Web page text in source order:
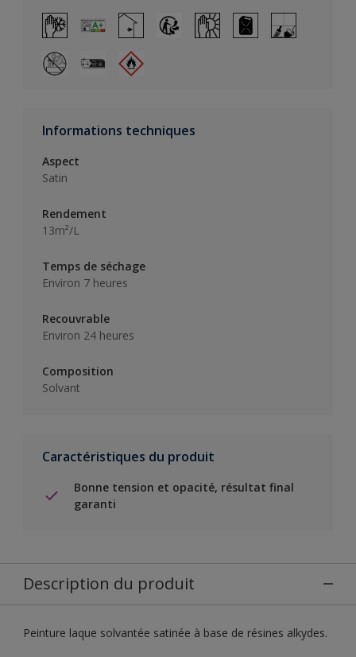
Informations techniques
Aspect
Satin
Rendement
13m²/L
Temps de séchage
Environ 7 heures
Recouvrable
Environ 24 heures
Composition
Solvant
Caractéristiques du produit
Bonne tension et opacité, résultat final
garanti
Description du produit
Peinture laque solvantée satinée à base de résines alkydes.